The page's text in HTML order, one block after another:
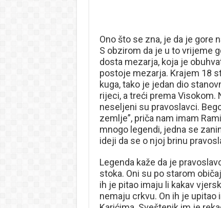
Ono što se zna, je da je gore
S obzirom da je u to vrijeme
dosta mezarja, koja je
postoje mezarja. Krajem 18
kuga, tako je jedan dio
rijeci, a treći prema
neseljeni su pravoslavci.
zemlje”, priča nam imam
mnogo legendi, jedna se
ideji da se o njoj brinu
Legenda kaže da je
stoka. Oni su po starom
ih je pitao imaju li kakav
nemaju crkvu. On ih je